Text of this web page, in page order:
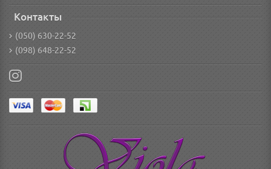
Контакты
(050) 630-22-52
(098) 648-22-52